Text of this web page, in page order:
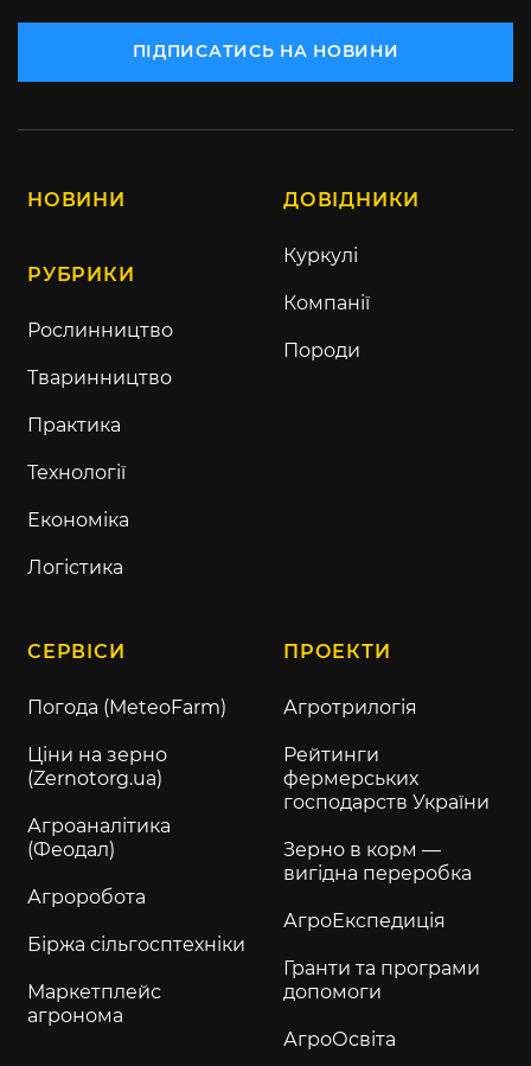
ПІДПИСАТИСЬ НА НОВИНИ
НОВИНИ
РУБРИКИ
Рослинництво
Тваринництво
Практика
Технології
Економіка
Логістика
ДОВІДНИКИ
Куркулі
Компанії
Породи
СЕРВІСИ
Погода (MeteoFarm)
Ціни на зерно
(Zernotorg.ua)
Агроаналітика
(Феодал)
Агроробота
Біржа сільгосптехніки
Маркетплейс
агронома
ПРОЕКТИ
Агротрилогія
Рейтинги
фермерських
господарств України
Зерно в корм —
вигідна переробка
АгроЕкспедиція
Гранти та програми
допомоги
АгроОсвіта